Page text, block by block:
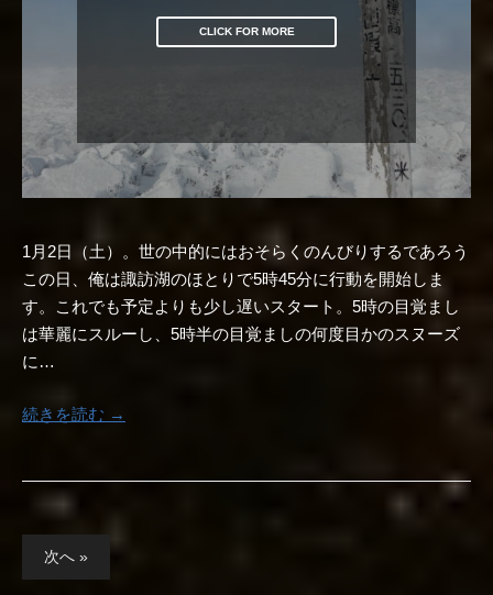
CLICK FOR MORE
1月2日（土）。世の中的にはおそらくのんびりするであろう
この日、俺は諏訪湖のほとりで5時45分に行動を開始しま
す。これでも予定よりも少し遅いスタート。5時の目覚まし
は華麗にスルーし、5時半の目覚ましの何度目かのスヌーズ
に…
続きを読む →
稿
次へ »